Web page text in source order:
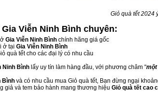
Giỏ quà tết 2024
Viễn Ninh Bình chuyên:
Gia Viễn Ninh Bình chính hãng giá gốc
ở tại Gia Viễn Ninh Bình
quà tết cho các đại lý có nhu cầu
Ninh Bình lấy uy tín làm hàng đầu, với phương châm "một
Bình và có nhu cầu mua Giỏ quà tết, Bạn đừng ngại
giả và tem bảo hành mang thương hiệu Giỏ quà tết cao